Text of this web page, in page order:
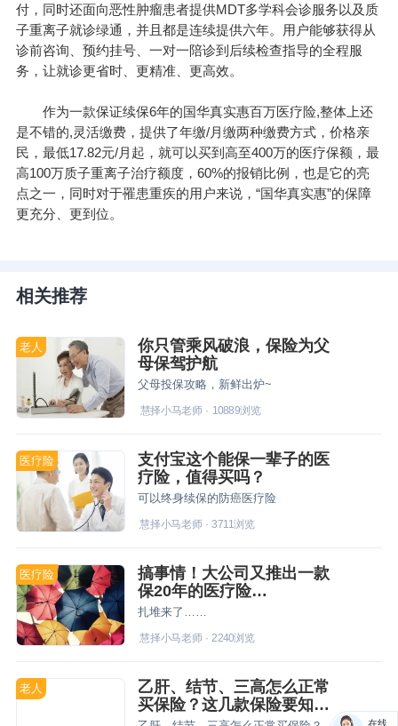
付，同时还面向恶性肿瘤患者提供MDT多学科会诊服务以及质
子重离子就诊绿通，并且都是连续提供六年。用户能够获得从
诊前咨询、预约挂号、一对一陪诊到后续检查指导的全程服
务，让就诊更省时、更精准、更高效。
作为一款保证续保6年的国华真实惠百万医疗险,整体上还
是不错的,灵活缴费，提供了年缴/月缴两种缴费方式，价格亲
民，最低17.82元/月起，就可以买到高至400万的医疗保额，最
高100万质子重离子治疗额度，60%的报销比例，也是它的亮
点之一，同时对于罹患重疾的用户来说，“国华真实惠”的保障
更充分、更到位。
相关推荐
老人
你只管乘风破浪，保险为父
母保驾护航
父母投保攻略，新鲜出炉~
慧择小马老师· 10889浏览
医疗险
支付宝这个能保一辈子的医
疗险，值得买吗？
可以终身续保的防癌医疗险
慧择小马老师· 3711浏览
医疗险
搞事情！大公司又推出一款
保20年的医疗险…
扎堆来了……
慧择小马老师· 2240浏览
老人
乙肝、结节、三高怎么正常
买保险？这几款保险要知
道！
在线